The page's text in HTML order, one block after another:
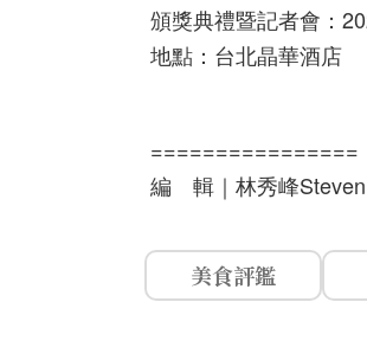
頒獎典禮暨記者會：
地點：台北晶華酒店
================
編 輯｜林秀峰
美食評鑑